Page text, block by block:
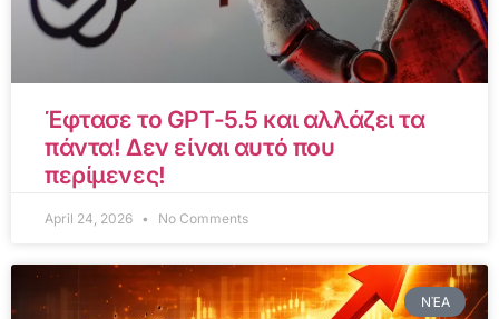
Έφτασε το GPT-5.5 και αλλάζει τα
πάντα! Δεν είναι αυτό που
περίμενες!
April 24, 2026 No Comments
ΝΈΑ